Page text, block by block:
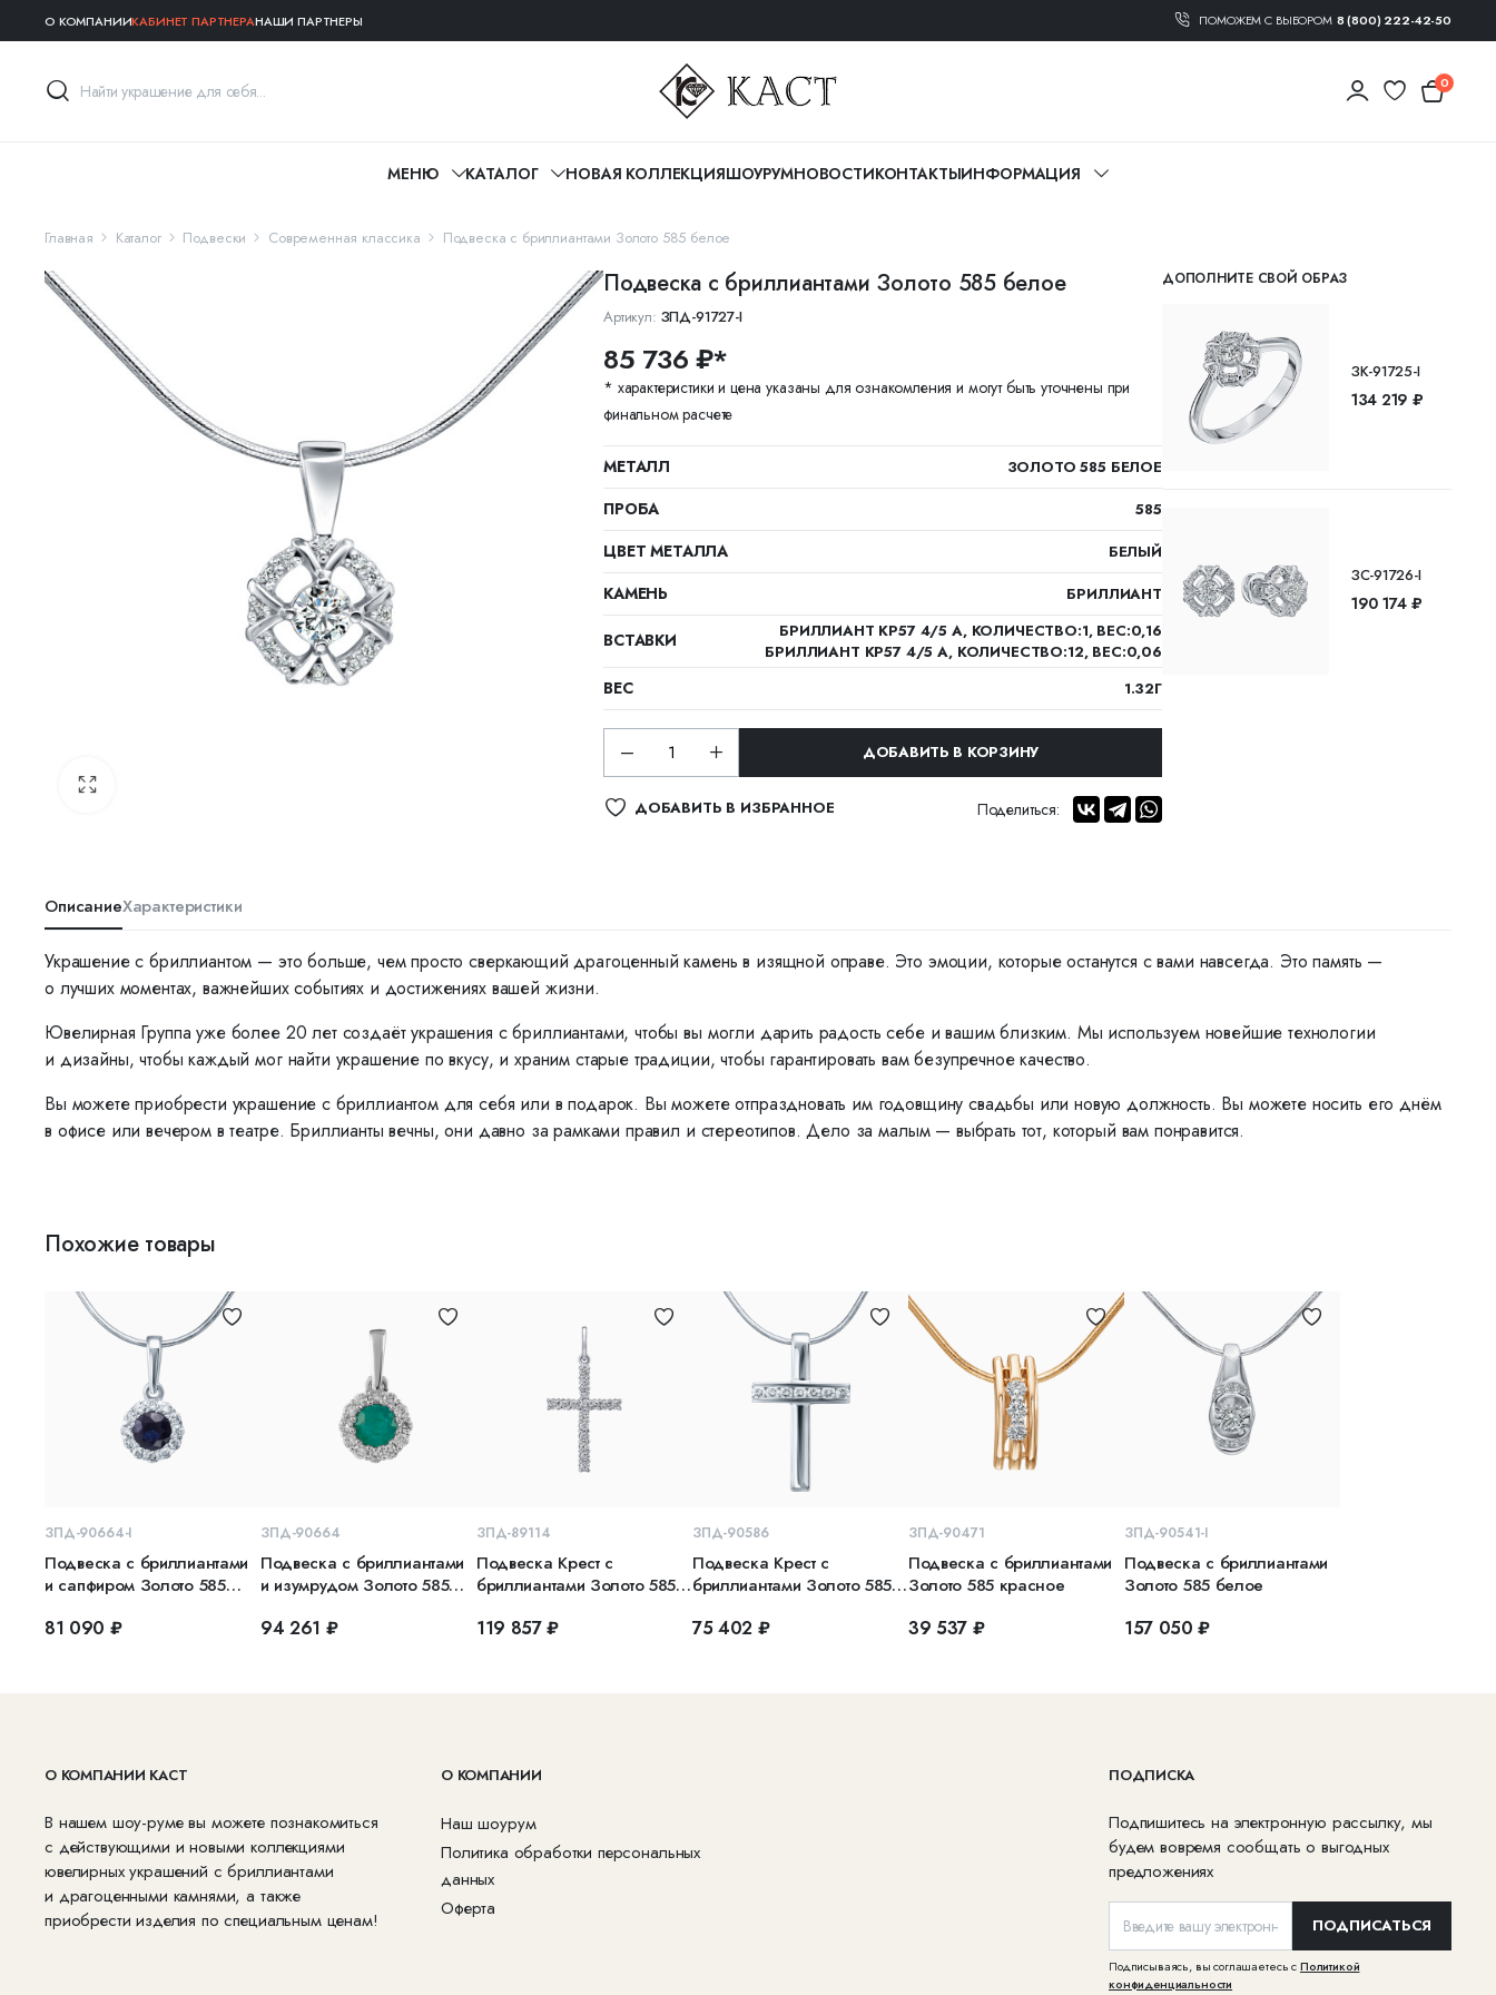
О КОМПАНИИКАБИНЕТ ПАРТНЕРАНАШИ ПАРТНЕРЫ ПОМОЖЕМ С ВЫБОРОМ 8 (800) 222-42-50
0
МЕНЮ КАТАЛОГ НОВАЯ КОЛЛЕКЦИЯШОУРУМНОВОСТИКОНТАКТЫИНФОРМАЦИЯ
Главная Каталог Подвески Современная классика Подвеска с бриллиантами Золото 585 белое
Подвеска с бриллиантами Золото 585 белое
Артикул: ЗПД-91727-I
85 736 ₽*
* характеристики и цена указаны для ознакомления и могут быть уточнены при
финальном расчете
МЕТАЛЛ ЗОЛОТО 585 БЕЛОЕ
ПРОБА 585
ЦВЕТ МЕТАЛЛА БЕЛЫЙ
КАМЕНЬ БРИЛЛИАНТ
ВСТАВКИ
БРИЛЛИАНТ КР57 4/5 А, КОЛИЧЕСТВО:1, ВЕС:0,16
БРИЛЛИАНТ КР57 4/5 А, КОЛИЧЕСТВО:12, ВЕС:0,06
ВЕС 1.32Г
ДОБАВИТЬ В КОРЗИНУ
ДОБАВИТЬ В ИЗБРАННОЕ Поделиться:
ДОПОЛНИТЕ СВОЙ ОБРАЗ
ЗК-91725-I
134 219 ₽
ЗС-91726-I
190 174 ₽
ОписаниеХарактеристики
Украшение с бриллиантом — это больше, чем просто сверкающий драгоценный камень в изящной оправе. Это эмоции, которые останутся с вами навсегда. Это память —
о лучших моментах, важнейших событиях и достижениях вашей жизни.
Ювелирная Группа уже более 20 лет создаёт украшения с бриллиантами, чтобы вы могли дарить радость себе и вашим близким. Мы используем новейшие технологии
и дизайны, чтобы каждый мог найти украшение по вкусу, и храним старые традиции, чтобы гарантировать вам безупречное качество.
Вы можете приобрести украшение с бриллиантом для себя или в подарок. Вы можете отпраздновать им годовщину свадьбы или новую должность. Вы можете носить его днём
в офисе или вечером в театре. Бриллианты вечны, они давно за рамками правил и стереотипов. Дело за малым — выбрать тот, который вам понравится.
Похожие товары
В КОРЗИНУ
ЗПД-90664-I
Подвеска с бриллиантами
и сапфиром Золото 585
81 090 ₽
В КОРЗИНУ
ЗПД-90664
Подвеска с бриллиантами
и изумрудом Золото 585
94 261 ₽
В КОРЗИНУ
ЗПД-89114
Подвеска Крест с
бриллиантами Золото 585
119 857 ₽
В КОРЗИНУ
ЗПД-90586
Подвеска Крест с
бриллиантами Золото 585
75 402 ₽
В КОРЗИНУ
ЗПД-90471
Подвеска с бриллиантами
Золото 585 красное
39 537 ₽
В КОРЗИНУ
ЗПД-90541-I
Подвеска с бриллиантами
Золото 585 белое
157 050 ₽
О КОМПАНИИ КАСТ
В нашем шоу-руме вы можете познакомиться
с действующими и новыми коллекциями
ювелирных украшений с бриллиантами
и драгоценными камнями, а также
приобрести изделия по специальным ценам!
О КОМПАНИИ
Наш шоурум
Политика обработки персональных
данных
Оферта
ПОДПИСКА
Подпишитесь на электронную рассылку, мы
будем вовремя сообщать о выгодных
предложениях
ПОДПИСАТЬСЯ
Подписываясь, вы соглашаетесь сПолитикой
конфиденциальности